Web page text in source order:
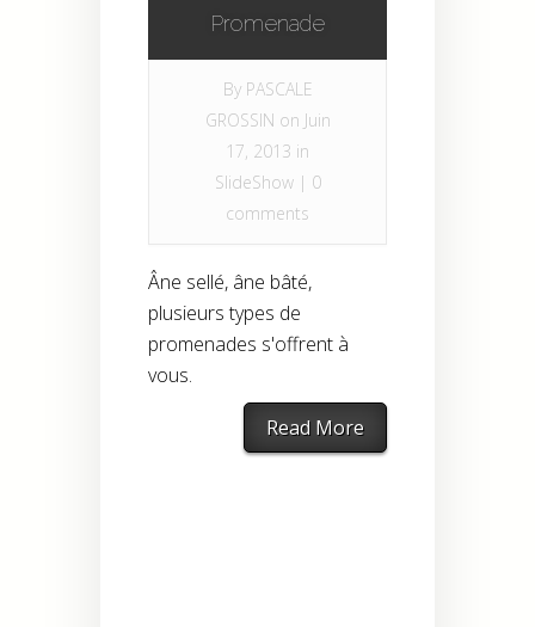
Promenade
By PASCALE
GROSSIN on Juin
17, 2013 in
SlideShow| 0
comments
Âne sellé, âne bâté,
plusieurs types de
promenades s'offrent à
vous.
Read More